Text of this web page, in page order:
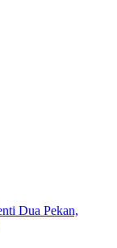
Dua Pekan,